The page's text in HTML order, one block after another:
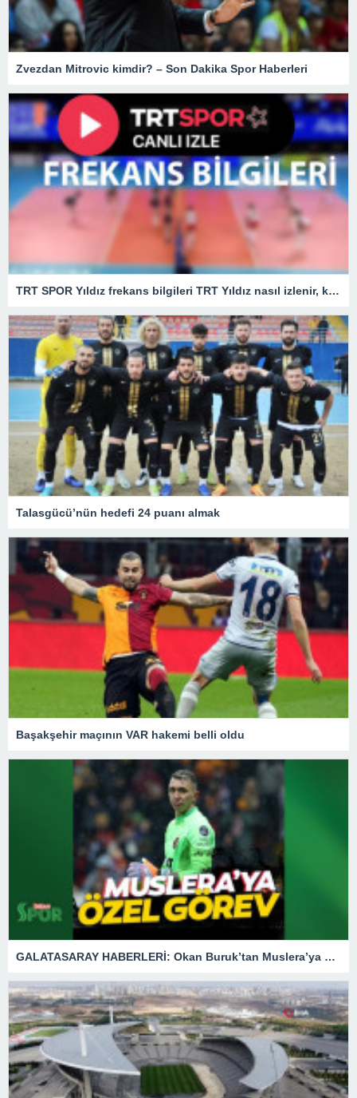
Zvezdan Mitrovic kimdir? – Son Dakika Spor Haberleri
TRT SPOR Yıldız frekans bilgileri TRT Yıldız nasıl izlenir, kaçıncı kanalda?
Talasgücü’nün hedefi 24 puanı almak
Başakşehir maçının VAR hakemi belli oldu
GALATASARAY HABERLERİ: Okan Buruk’tan Muslera’ya özel görev